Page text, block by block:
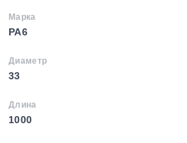
Марка
PA6
Диаметр
33
Длина
1000